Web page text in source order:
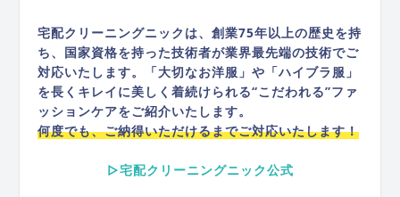
宅配クリーニングニックは、創業75年以上の歴史を持
ち、国家資格を持った技術者が業界最先端の技術でご
対応いたします。「大切なお洋服」や「ハイブラ服」
を長くキレイに美しく着続けられる“こだわれる”ファ
ッションケアをご紹介いたします。
何度でも、ご納得いただけるまでご対応いたします！
▷宅配クリーニングニック公式